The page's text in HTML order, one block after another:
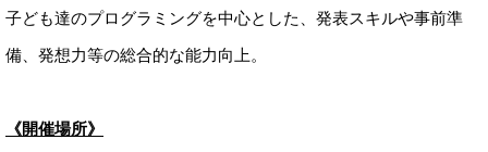
子ども達のプログラミングを中心とした、発表スキルや事前準
備、発想力等の総合的な能力向上。
《開催場所》